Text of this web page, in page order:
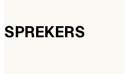
SPREKERS